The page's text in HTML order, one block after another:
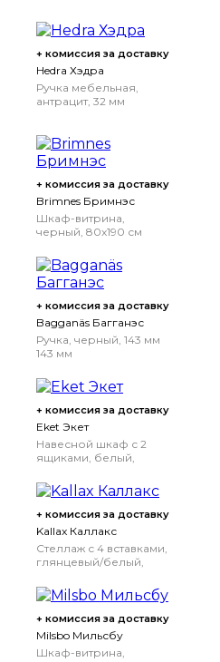
+ комиссия за доставку
Hedra Хэдра
Ручка мебельная,
антрацит, 32 мм
+ комиссия за доставку
Brimnes Бримнэс
Шкаф-витрина,
черный, 80x190 см
+ комиссия за доставку
Bagganäs Багганэс
Ручка, черный, 143 мм
143 мм
+ комиссия за доставку
Eket Экет
Навесной шкаф с 2
ящиками, белый,
+ комиссия за доставку
Kallax Каллакс
Стеллаж с 4 вставками,
глянцевый/белый,
+ комиссия за доставку
Milsbo Мильсбу
Шкаф-витрина,